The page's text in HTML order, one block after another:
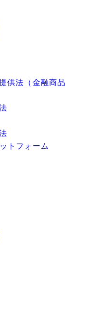
供法（金融商品
トフォーム